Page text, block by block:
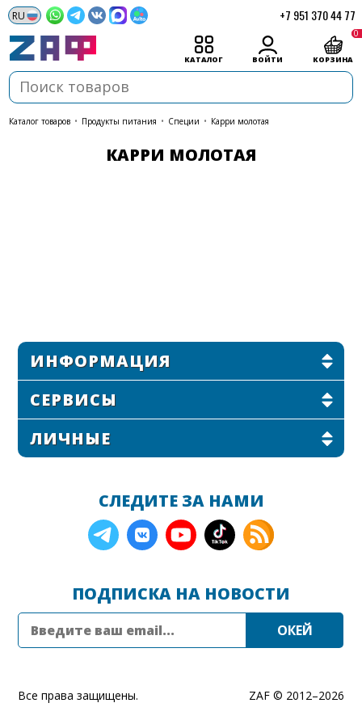
+7 951 370 44 77
КАТАЛОГ ВОЙТИ КОРЗИНА
0
каталог товаров • Продукты питания • Специи • Карри молотая
КАРРИ МОЛОТАЯ
ИНФОРМАЦИЯ
СЕРВИСЫ
ЛИЧНЫЕ
СЛЕДИТЕ ЗА НАМИ
ПОДПИСКА НА НОВОСТИ
ZAF © 2012–2026
Все права защищены.